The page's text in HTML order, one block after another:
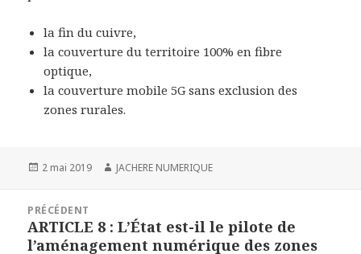
la fin du cuivre,
la couverture du territoire 100% en fibre
optique,
la couverture mobile 5G sans exclusion des
zones rurales.
Publié
2 mai 2019 Auteur
JACHERE NUMERIQUE
l’article
PRÉCÉDENT
Article
précédent :
ARTICLE 8 : L’État est-il le pilote de
l’aménagement numérique des zones